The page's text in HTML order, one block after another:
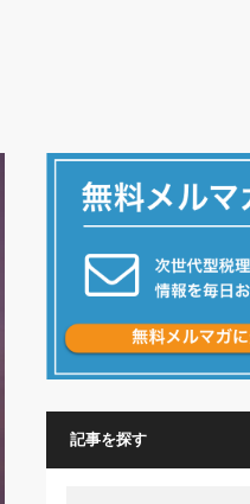
記事を探す